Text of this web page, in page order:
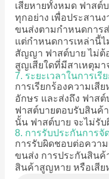
เสียหายทั้งหมด ฟาสต์
ทุกอย่าง เพื่อประสาน
ขนส่งตามกำหนดการ
แต่กำหนดการเหล่านี้
สัญญา ฟาสต์บาย ไม่ต้
สูญเสียใดที่มีสาเหตุม
7. ระยะเวลาในการเรี
การเรียกร้องความเ
อักษร และส่งถึง ฟาส
ฟาสต์บายตอบรับสินค้
นั้น ฟาสต์บาย จะไม่รั
8. การรับประกันการจั
การรับผิดชอบต่อควา
ขนส่ง การประกันสิน
สินค้าสูญหาย หรือเสีย